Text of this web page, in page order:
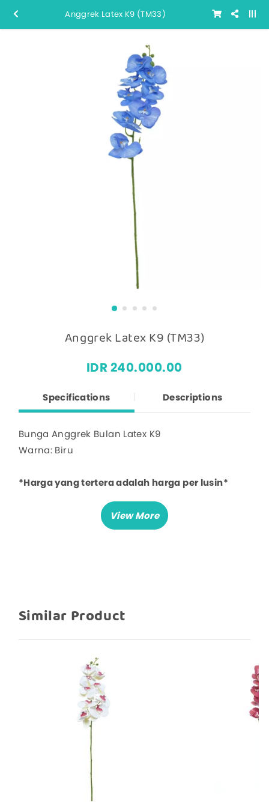
Anggrek Latex K9 (TM33)
Anggrek Latex K9 (TM33)
IDR 240.000.00
Specifications Descriptions
Bunga Anggrek Bulan Latex K9
Warna: Biru
*Harga yang tertera adalah harga per lusin*
*Harga per pcs: Rp 17,500*
Similar Product